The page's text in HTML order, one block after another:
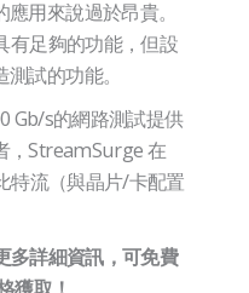
用來說過於昂貴。
有足夠的功能，但設
試的功能。
Gb/s的網路測試提供
，StreamSurge 在
特流（與晶片/卡配置
多詳細資訊，可免費
獲取！